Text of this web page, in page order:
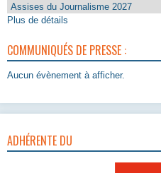
Assises du Journalisme 2027
Plus de détails
COMMUNIQUÉS DE PRESSE :
Aucun évènement à afficher.
ADHÉRENTE DU